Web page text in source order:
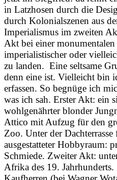
in Latzhosen durch die
durch Kolonialszenen aus
Imperialismus im zweiten
Akt bei einer
imperialistischer oder
zu landen. Eine seltsame
denn eine ist. Vielleicht bin
erfassen. So begnüge ich
was ich sah. Erster Akt: ein
wohlgenährter blonder
Attico mit Aufzug für den
Zoo. Unter der
ausgestatteter Hobbyraum:
Schmiede. Zweiter Akt:
Afrika des 19. Jahrhunderts.